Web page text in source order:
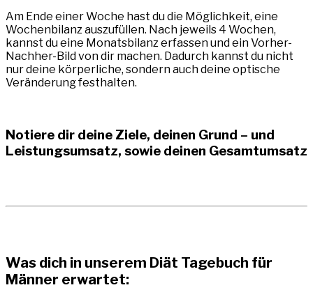
Am Ende einer Woche hast du die Möglichkeit, eine
Wochenbilanz auszufüllen. Nach jeweils 4 Wochen,
kannst du eine Monatsbilanz erfassen und ein Vorher-
Nachher-Bild von dir machen. Dadurch kannst du nicht
nur deine körperliche, sondern auch deine optische
Veränderung festhalten.
Notiere dir deine Ziele, deinen Grund – und
Leistungsumsatz, sowie deinen Gesamtumsatz
Was dich in unserem Diät Tagebuch für
Männer erwartet: